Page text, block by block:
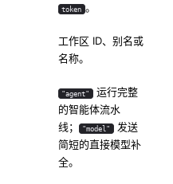
token 。
工作区 ID、别名或
名称。
"agent" 运行完整
的智能体流水
线；
"model" 发送
简短的直接模型补
全。